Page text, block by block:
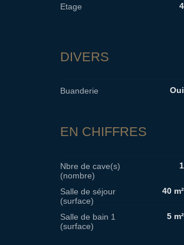
Etage 4
DIVERS
Buanderie Oui
EN CHIFFRES
Nbre de cave(s)
(nombre)
1
Salle de séjour
(surface)
40 m²
Salle de bain 1
(surface)
5 m²